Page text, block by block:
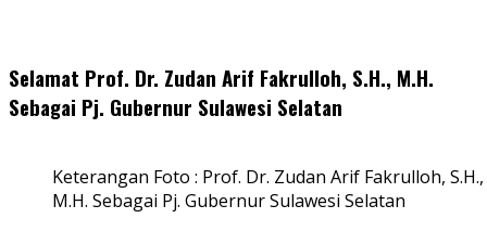
Selamat Prof. Dr. Zudan Arif Fakrulloh, S.H., M.H.
Sebagai Pj. Gubernur Sulawesi Selatan
Keterangan Foto : Prof. Dr. Zudan Arif Fakrulloh, S.H.,
M.H. Sebagai Pj. Gubernur Sulawesi Selatan